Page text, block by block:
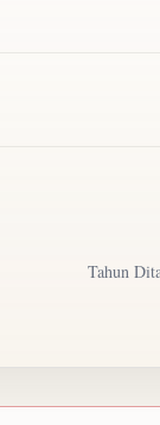
Tahun